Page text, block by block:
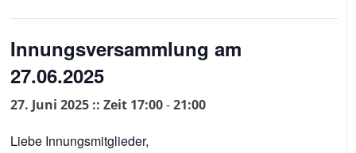
Innungsversammlung am
27.06.2025
27. Juni 2025 :: Zeit 17:00-21:00
Liebe Innungsmitglieder,